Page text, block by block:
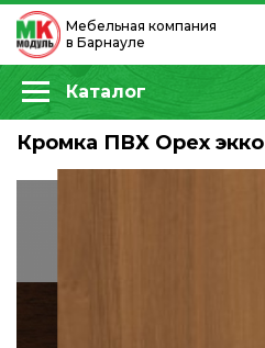
Мебельная компания
в Барнауле
Каталог
Кромка ПВХ Орех экко